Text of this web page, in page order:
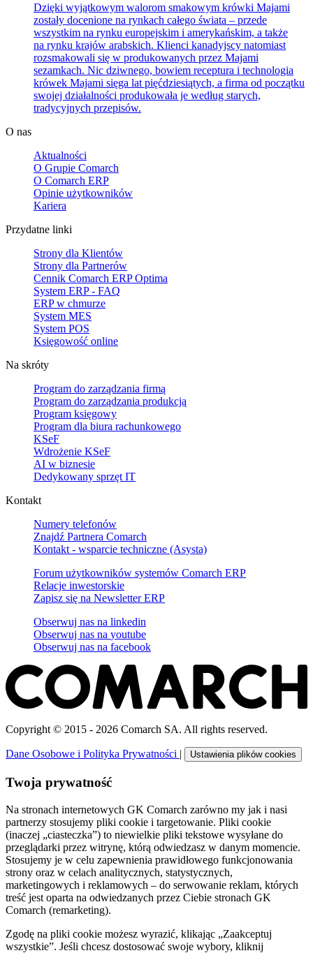
Dzięki wyjątkowym walorom smakowym krówki Majami
zostały docenione na rynkach całego świata – przede
wszystkim na rynku europejskim i amerykańskim, a także
na rynku krajów arabskich. Klienci kanadyjscy natomiast
rozsmakowali się w produkowanych przez Majami
sezamkach. Nic dziwnego, bowiem receptura i technologia
krówek Majami sięga lat pięćdziesiątych, a firma od początku
swojej działalności produkowała je według starych,
tradycyjnych przepisów.
O nas
Aktualności
O Grupie Comarch
O Comarch ERP
Opinie użytkowników
Kariera
Przydatne linki
Strony dla Klientów
Strony dla Partnerów
Cennik Comarch ERP Optima
System ERP - FAQ
ERP w chmurze
System MES
System POS
Księgowość online
Na skróty
Program do zarządzania firmą
Program do zarządzania produkcją
Program księgowy
Program dla biura rachunkowego
KSeF
Wdrożenie KSeF
AI w biznesie
Dedykowany sprzęt IT
Kontakt
Numery telefonów
Znajdź Partnera Comarch
Kontakt - wsparcie techniczne (Asysta)
Forum użytkowników systemów Comarch ERP
Relacje inwestorskie
Zapisz się na Newsletter ERP
Obserwuj nas na linkedin
Obserwuj nas na youtube
Obserwuj nas na facebook
Copyright © 2015 - 2026 Comarch SA. All rights reserved.
Dane Osobowe i Polityka Prywatności | Ustawienia plików cookies
Twoja prywatność
Na stronach internetowych GK Comarch zarówno my jak i nasi
partnerzy stosujemy pliki cookie i targetowanie. Pliki cookie
(inaczej „ciasteczka”) to niewielkie pliki tekstowe wysyłane do
przeglądarki przez witrynę, którą odwiedzasz w danym momencie.
Stosujemy je w celu zapewnienia prawidłowego funkcjonowania
strony oraz w celach analitycznych, statystycznych,
marketingowych i reklamowych – do serwowanie reklam, których
treść jest oparta na odwiedzanych przez Ciebie stronach GK
Comarch (remarketing).
Zgodę na pliki cookie możesz wyrazić, klikając „Zaakceptuj
wszystkie”. Jeśli chcesz dostosować swoje wybory, kliknij